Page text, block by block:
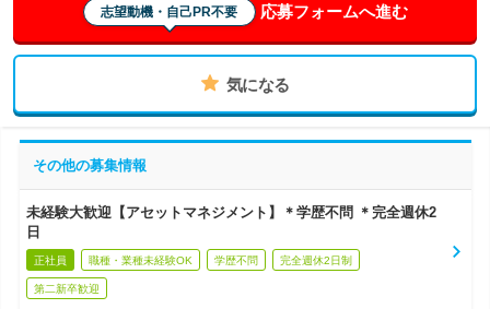
志望動機・自己PR不要 応募フォームへ進む
気になる
その他の募集情報
未経験大歓迎【アセットマネジメント】＊学歴不問 ＊完全週休2
日
正社員 職種・業種未経験OK 学歴不問 完全週休2日制
第二新卒歓迎